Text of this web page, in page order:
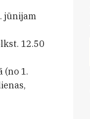
jūnijam
12.50
(no 1.